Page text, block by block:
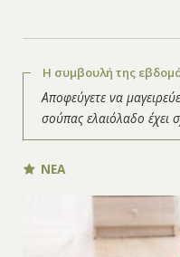
Η συμβουλή της
Αποφεύγετε να
σούπας ελαιόλαδο έχει
ΝΕΑ